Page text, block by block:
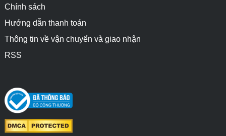
Chính sách
Hướng dẫn thanh toán
Thông tin về vận chuyển và giao nhận
RSS